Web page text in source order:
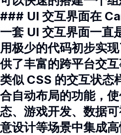
### UI 交互界面在
一套 UI 交互界面一直
用极少的代码初步实
供了丰富的跨平台交
类似 CSS 的交互状态
合自动布局的功能，
态、游戏开发、数据
意设计等场景中集成